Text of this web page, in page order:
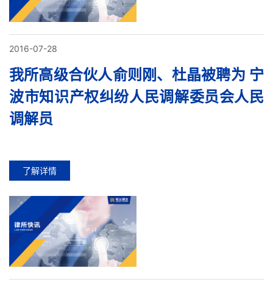
2016-07-28
我所高级合伙人俞则刚、杜晶被聘为 宁
波市知识产权纠纷人民调解委员会人民
调解员
了解详情